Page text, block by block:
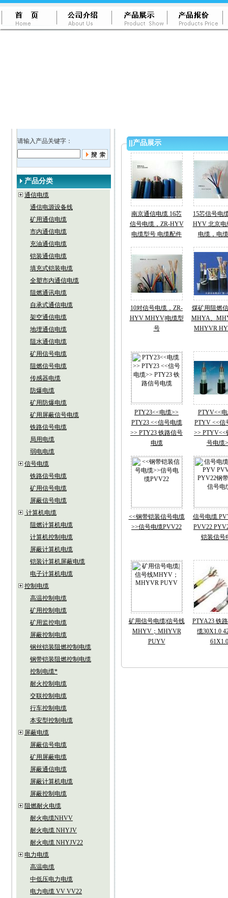
请输入产品关键字：
产品分类
通信电缆
通信电源设备线
矿用通信电缆
市内通信电缆
充油通信电缆
铠装通信电缆
填充式铠装电缆
全塑市内通信电缆
阻燃通讯电缆
自承式通信电缆
架空通信电缆
地埋通信电缆
阻水通信电缆
矿用信号电缆
阻燃信号电缆
传感器电缆
防爆电缆
矿用防爆电缆
矿用屏蔽信号电缆
铁路信号电缆
局用电缆
弱电电缆
信号电缆
铁路信号电缆
矿用信号电缆
屏蔽信号电缆
计算机电缆
阻燃计算机电缆
计算机控制电缆
屏蔽计算机电缆
铠装计算机屏蔽电缆
电子计算机电缆
控制电缆
高温控制电缆
矿用控制电缆
矿用监控电缆
屏蔽控制电缆
钢丝铠装阻燃控制电缆
钢带铠装阻燃控制电缆
控制电缆*
耐火控制电缆
交联控制电缆
行车控制电缆
本安型控制电缆
屏蔽电缆
屏蔽信号电缆
矿用屏蔽电缆
屏蔽通信电缆
屏蔽计算机电缆
屏蔽控制电缆
阻燃耐火电缆
耐火电缆NHVV
耐火电缆 NHYJV
耐火电缆 NHYJV22
电力电缆
高温电缆
中低压电力电缆
电力电缆 VV VV22
||产品展示
南京通信电缆 16芯
信号电缆，ZR-HYV
电缆型号 电缆配件
15芯信号电
HYV 北京电
电缆，电
10对信号电缆，ZR-
HYV MHYV|电缆型
号
煤矿用阻燃
MHYA、
MHYVR
PTY23<<电缆>>
PTY23 <<信号电缆
>> PTY23 铁路信号
电缆
PTYV<<
PTYV <<信
>> PTYV<<
号电缆
<<钢带铠装信号电缆
>>信号电缆PVV22
信号电缆
PVV22
铠装信号
矿用信号电缆|信号线
MHYV；MHYVR
PUYV
PTYA23 铁
缆30X1.0
61X1.0